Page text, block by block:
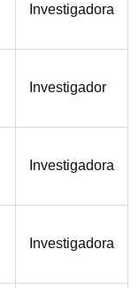
Función
Investigadora
Función
Investigador
Función
Investigadora
Función
Investigadora